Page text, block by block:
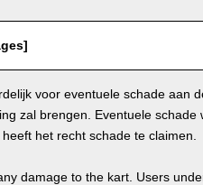
voor eventuele schade aan
zal brengen. Eventuele
het recht schade te claimen.
damage to the kart. Users